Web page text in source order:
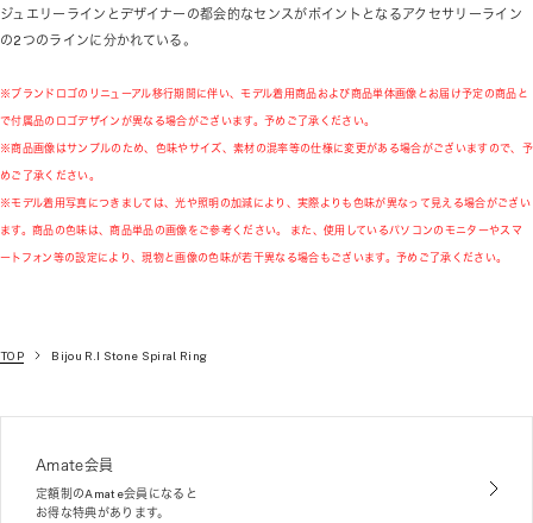
ジュエリーラインとデザイナーの都会的なセンスがポイントとなるアクセサリーライン
の2つのラインに分かれている。
※ブランドロゴのリニューアル移行期間に伴い、モデル着用商品および商品単体画像とお届け予定の商品と
で付属品のロゴデザインが異なる場合がございます。予めご了承ください。
※商品画像はサンプルのため、色味やサイズ、素材の混率等の仕様に変更がある場合がございますので、予
めご了承ください。
※モデル着用写真につきましては、光や照明の加減により、実際よりも色味が異なって見える場合がござい
ます。商品の色味は、商品単品の画像をご参考ください。 また、使用しているパソコンのモニターやスマ
ートフォン等の設定により、現物と画像の色味が若干異なる場合もございます。予めご了承ください。
TOP Bijou R.I Stone Spiral Ring
Amate会員
定額制のAmate会員になると
お得な特典があります。